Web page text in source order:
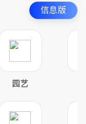
信息版
园艺